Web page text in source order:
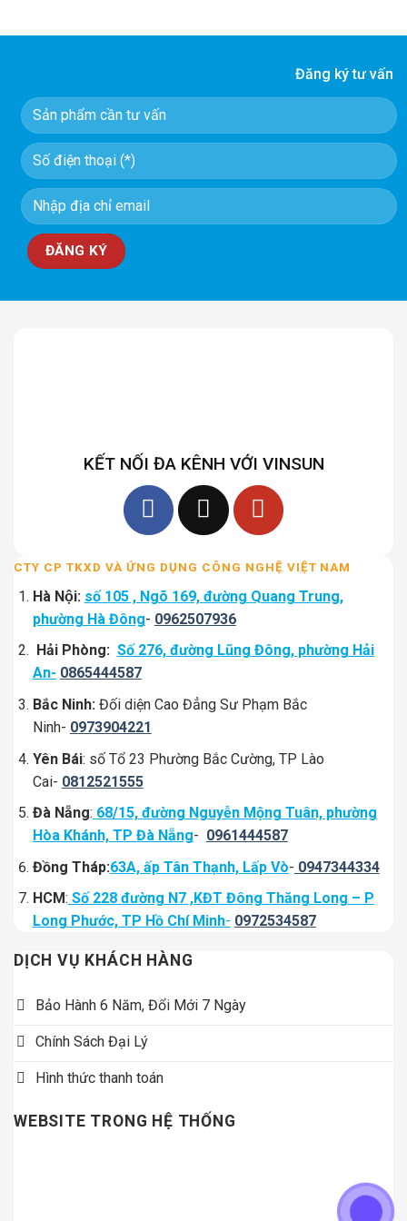
Đăng ký tư vấn
KẾT NỐI ĐA KÊNH VỚI VINSUN
CTY CP TKXD VÀ ỨNG DỤNG CÔNG NGHỆ VIỆT NAM
Hà Nội: số 105 , Ngõ 169, đường Quang Trung,
phường Hà Đông- 0962507936
Hải Phòng: Số 276, đường Lũng Đông, phường Hải
An- 0865444587
Bắc Ninh: Đối diện Cao Đẳng Sư Phạm Bắc
Ninh- 0973904221
Yên Bái: số Tổ 23 Phường Bắc Cường, TP Lào
Cai- 0812521555
Đà Nẵng: 68/15, đường Nguyễn Mộng Tuân, phường
Hòa Khánh, TP Đà Nẵng- 0961444587
Đồng Tháp:63A, ấp Tân Thạnh, Lấp Vò- 0947344334
HCM: Số 228 đường N7 ,KĐT Đông Thăng Long – P
Long Phước, TP Hồ Chí Minh- 0972534587
DỊCH VỤ KHÁCH HÀNG
Bảo Hành 6 Năm, Đổi Mới 7 Ngày
Chính Sách Đại Lý
Hình thức thanh toán
WEBSITE TRONG HỆ THỐNG